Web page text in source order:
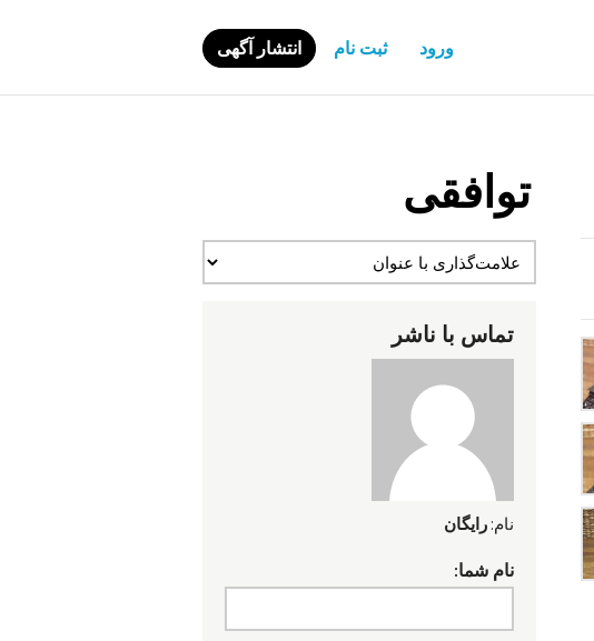
ورود ثبت نام انتشار آگهی
توافقی
تماس با ناشر
نام: رایگان
نام شما: